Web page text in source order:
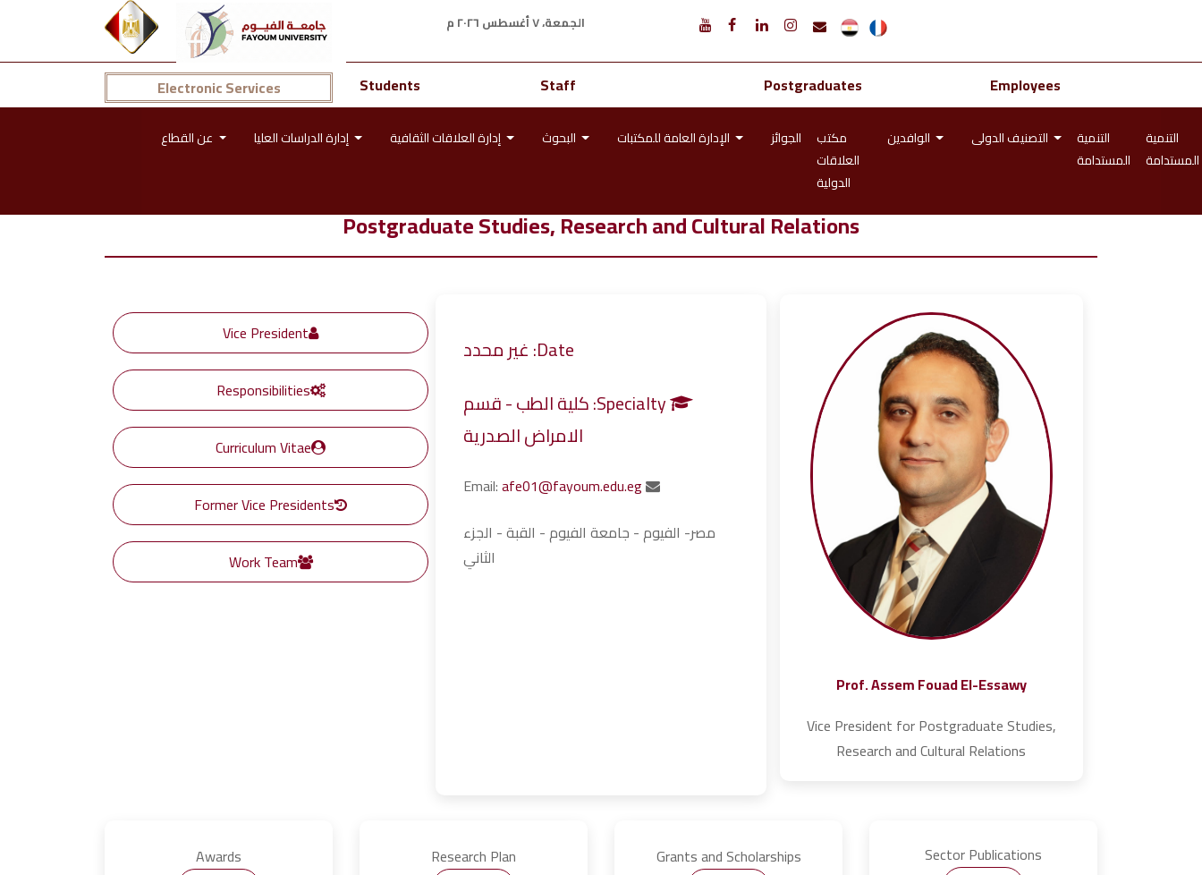
الجمعة، ٧ أغسطس ٢٠٢٦ م
Electronic Services Students Staff Postgraduates Employees
إدارة الدراسات العليا إدارة العلاقات الثقافية الجوائز
مكتب
العلاقات
الدولية
التنمية
المستدامة
التنمية
المستدامة
Postgraduate Studies, Research and Cultural Relations
Prof. Assem Fouad El-Essawy
Vice President for Postgraduate Studies,
Research and Cultural Relations
Specialty: كلية الطب - قسم
الامراض الصدرية
Email:
afe01@fayoum.edu.eg
مصر- الفيوم - جامعة الفيوم - القبة - الجزء
الثاني
Vice President
Responsibilities
Curriculum Vitae
Former Vice Presidents
Work Team
Sector Publications
Grants and Scholarships
Research Plan
Awards